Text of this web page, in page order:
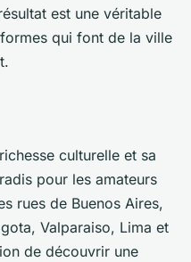
est une véritable
qui font de la ville
culturelle et sa
pour les amateurs
rues de Buenos Aires,
Valparaiso, Lima et
de découvrir une